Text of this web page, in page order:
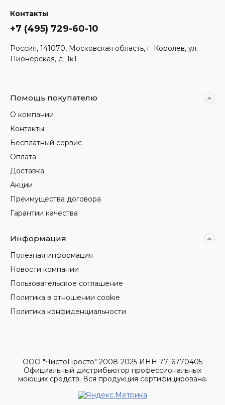
Контакты
+7 (495) 729-60-10
Россия, 141070, Московская область, г. Королев, ул.
Пионерская, д. 1к1
Помощь покупателю
О компании
Контакты
Бесплатный сервис
Оплата
Доставка
Акции
Преимущества договора
Гарантии качества
Информация
Полезная информация
Новости компании
Пользовательское соглашение
Политика в отношении cookie
Политика конфиденциальности
ООО "ЧистоПросто" 2008-2025 ИНН 7716770405
Официальный дистрибьютор профессиональных
моющих средств. Вся продукция сертифицирована.